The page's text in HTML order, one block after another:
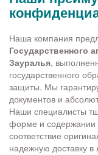
Наша компания
Государственного
Зауралья,
государственного
защиты. Мы
документов и
Наши специалисты
форме и содержании
соответствие
надежную доставку